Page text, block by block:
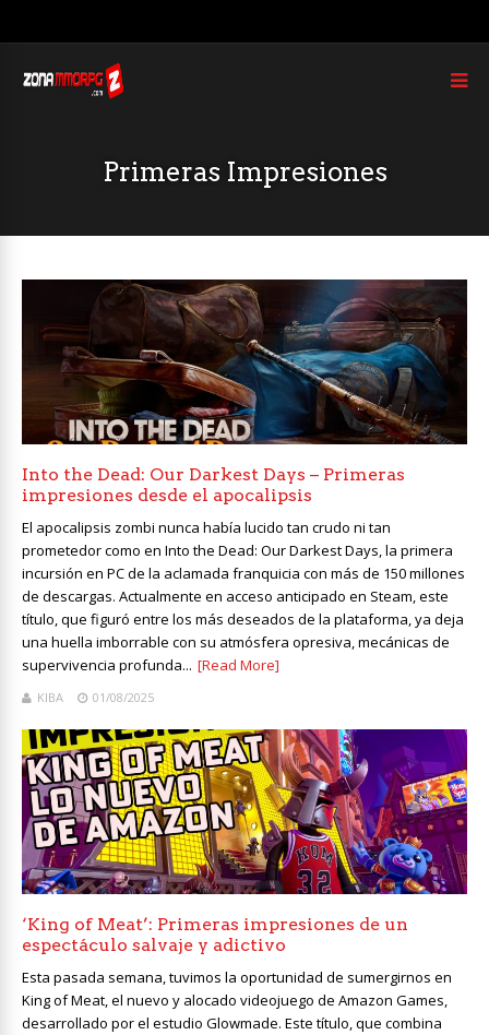
Primeras Impresiones
Into the Dead: Our Darkest Days – Primeras
impresiones desde el apocalipsis
El apocalipsis zombi nunca había lucido tan crudo ni tan
prometedor como en Into the Dead: Our Darkest Days, la primera
incursión en PC de la aclamada franquicia con más de 150 millones
de descargas. Actualmente en acceso anticipado en Steam, este
título, que figuró entre los más deseados de la plataforma, ya deja
una huella imborrable con su atmósfera opresiva, mecánicas de
supervivencia profunda... [Read More]
KIBA 01/08/2025
‘King of Meat’: Primeras impresiones de un
espectáculo salvaje y adictivo
Esta pasada semana, tuvimos la oportunidad de sumergirnos en
King of Meat, el nuevo y alocado videojuego de Amazon Games,
desarrollado por el estudio Glowmade. Este título, que combina